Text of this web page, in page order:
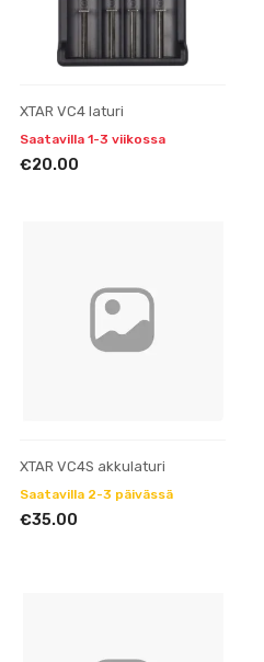
XTAR VC4 laturi
Saatavilla 1-3 viikossa
€20.00
XTAR VC4S akkulaturi
Saatavilla 2-3 päivässä
€35.00